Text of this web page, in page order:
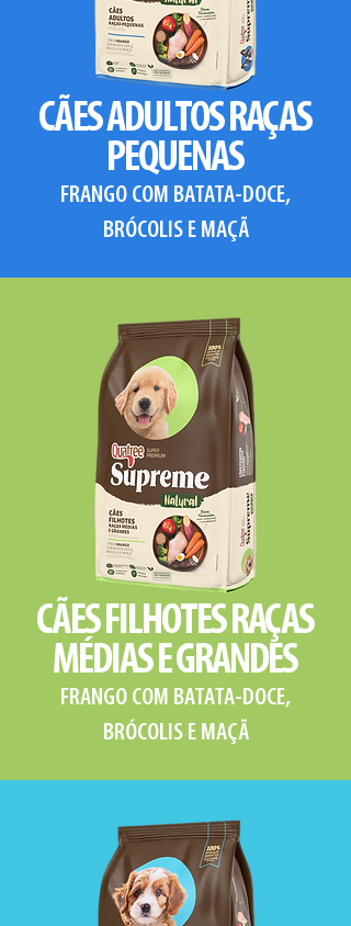
CÃES ADULTOS RAÇAS
PEQUENAS
FRANGO COM BATATA-DOCE,
BRÓCOLIS E MAÇÃ
CÃES FILHOTES RAÇAS
MÉDIAS E GRANDES
FRANGO COM BATATA-DOCE,
BRÓCOLIS E MAÇÃ